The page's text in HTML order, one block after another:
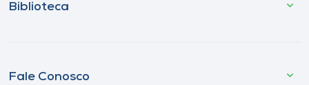
Biblioteca
Fale Conosco